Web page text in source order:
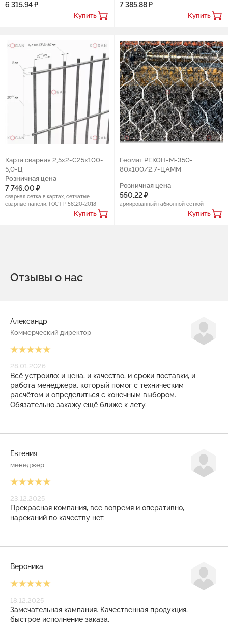
6 315.94 ₽
Купить
7 385.88 ₽
Купить
Карта сварная 2,5х2-С25х100-
5,0-Ц
Розничная цена
7 746.00 ₽
сварная сетка в картах, сетчатые
сварные панели, ГОСТ Р 58120-2018
Купить
Геомат РЕКОН-М-350-
80x100/2,7-ЦАММ
Розничная цена
550.22 ₽
армированный габионной сеткой
Купить
Отзывы о нас
Александр
Коммерческий директор
28.01.2026
Всё устроило: и цена, и качество, и сроки поставки, и
работа менеджера, который помог с техническим
расчётом и определиться с конечным выбором.
Обязательно закажу ещё ближе к лету.
Евгения
менеджер
23.12.2025
Прекрасная компания, все вовремя и оперативно,
нареканий по качеству нет.
Вероника
18.12.2025
Замечательная кампания. Качественная продукция,
быстрое исполнение заказа.